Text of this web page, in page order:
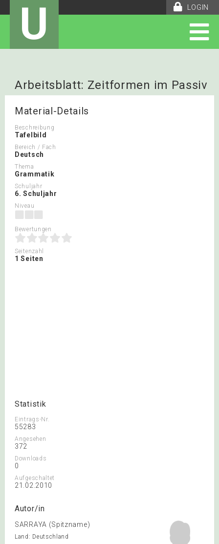
LOGIN
U
Arbeitsblatt: Zeitformen im Passiv
Material-Details
Beschreibung
Tafelbild
Bereich / Fach
Deutsch
Thema
Grammatik
Schuljahr
6. Schuljahr
Niveau
Bewertungen
Seitenzahl
1 Seiten
Statistik
Eintrags-Nr.
55283
Angesehen
372
Downloads
0
Aufgeschaltet
21.02.2010
Autor/in
SARRAYA (Spitzname)
Land: Deutschland